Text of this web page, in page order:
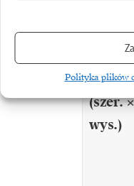
Polityka plików
(szer.
wys.)